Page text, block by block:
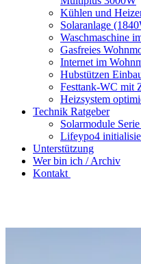
Kühlen und
Solaranlage
Waschmaschine
Gasfreies
Internet im
Hubstützen
Festtank-WC mit
Heizsystem
Technik Ratgeber
Solarmodule
Lifeypo4
Unterstützung
Wer bin ich / Archiv
Kontakt